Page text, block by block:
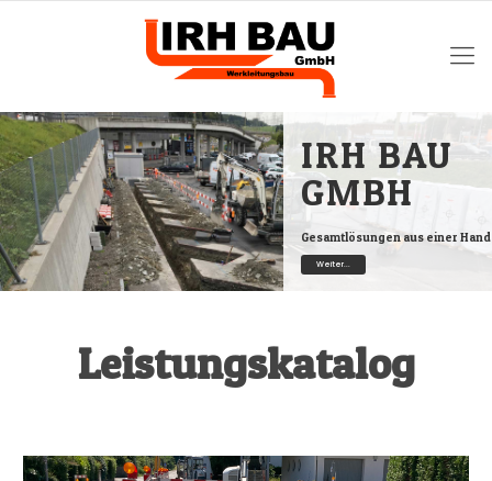
IRH BAU
GMBH
Gesamtlösungen aus einer
Weiter...
Leistungskatalog